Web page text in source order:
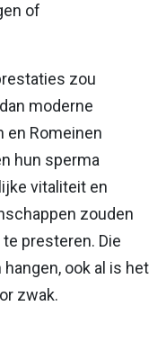
of
zou
moderne
en Romeinen
hun sperma
vitaliteit en
zouden
presteren. Die
ook al is het
zwak.